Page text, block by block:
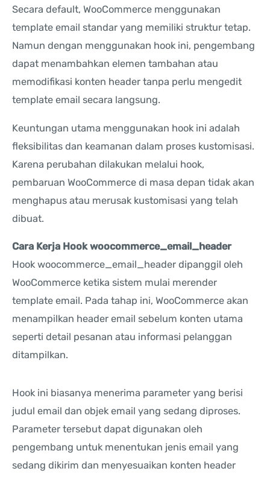
Secara default, WooCommerce menggunakan
template email standar yang memiliki struktur tetap.
Namun dengan menggunakan hook ini, pengembang
dapat menambahkan elemen tambahan atau
memodifikasi konten header tanpa perlu mengedit
template email secara langsung.
Keuntungan utama menggunakan hook ini adalah
fleksibilitas dan keamanan dalam proses kustomisasi.
Karena perubahan dilakukan melalui hook,
pembaruan WooCommerce di masa depan tidak akan
menghapus atau merusak kustomisasi yang telah
dibuat.
Cara Kerja Hook woocommerce_email_header
Hook woocommerce_email_header dipanggil oleh
WooCommerce ketika sistem mulai merender
template email. Pada tahap ini, WooCommerce akan
menampilkan header email sebelum konten utama
seperti detail pesanan atau informasi pelanggan
ditampilkan.
Hook ini biasanya menerima parameter yang berisi
judul email dan objek email yang sedang diproses.
Parameter tersebut dapat digunakan oleh
pengembang untuk menentukan jenis email yang
sedang dikirim dan menyesuaikan konten header